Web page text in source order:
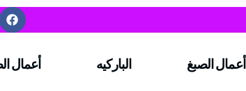
أعمال الصبغ الباركيه أعمال